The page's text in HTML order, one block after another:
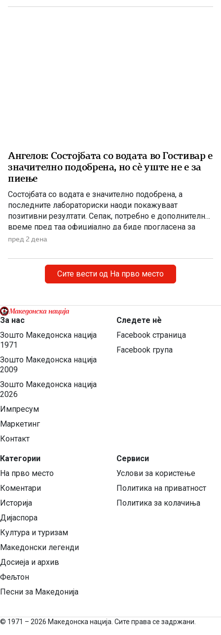
туку треба да биде траен симбол на македонскиот
Ангелов: Состојбата со водата во Гостивар е
значително подобрена, но сè уште не е за
пиење
Состојбата со водата е значително подобрена, а
последните лабораториски наоди покажуваат
позитивни резултати. Сепак, потребно е дополнително
време пред таа официјално да биде прогласена за
исправна за пиење, изјави директорот на Дирекцијата
дека конечната одлука ќе ја донесе Агенцијата за
храна и ветеринарство, откако надлежните
испитувања ќе […]
пред 2 дена
Сите вести од На прво место
За нас
Зошто Македонска нација
1971
Зошто Македонска нација
2009
Зошто Македонска нација
2026
Импресум
Маркетинг
Контакт
Категории
На прво место
Коментари
Историја
Дијаспора
Култура и туризам
Македонски легенди
Досиеја и архив
Фељтон
Песни за Македонија
Следете нѐ
Facebook страница
Facebook група
Сервиси
Услови за користење
Политика на приватност
Политика за колачиња
© 1971 – 2026 Македонска нација. Сите права се задржани.